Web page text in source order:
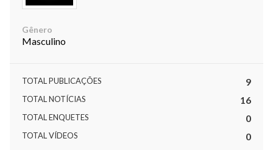
Gênero
Masculino
TOTAL PUBLICAÇÕES 9
TOTAL NOTÍCIAS 16
TOTAL ENQUETES 0
TOTAL VÍDEOS 0